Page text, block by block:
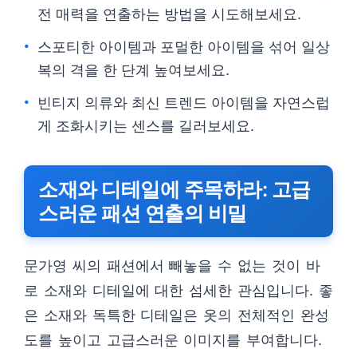
전 매력을 연출하는 방법을 시도해보세요.
스포티한 아이템과 포멀한 아이템을 섞어 일상
복의 격을 한 단계 높여보세요.
빈티지 의류와 최신 트렌드 아이템을 자연스럽
게 조화시키는 센스를 길러보세요.
소재와 디테일에 주목하라: 고급
스러운 패션 연출의 비밀
문가영 씨의 패션에서 빼놓을 수 없는 것이 바
로 소재와 디테일에 대한 섬세한 관심입니다. 좋
은 소재와 독특한 디테일은 옷의 전체적인 완성
도를 높이고 고급스러운 이미지를 부여합니다.